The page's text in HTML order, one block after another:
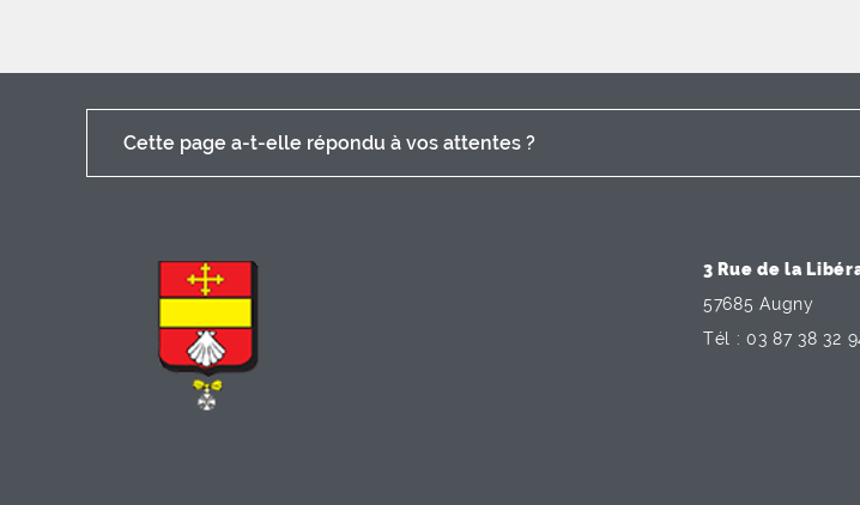
Cette page a-t-elle répondu à vos attentes ?
3 Rue de la
57685 Augny
Tél : 03 87 38 32